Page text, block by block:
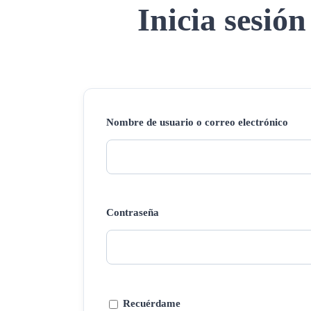
Inicia sesión
Nombre de usuario o correo electrónico
Contraseña
Recuérdame